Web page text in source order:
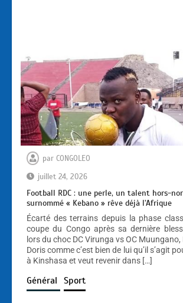
par CONGOLEO
juillet 24, 2026
Football RDC : une perle, un talent hors-
surnommé « Kebano » rêve déjà l’Afrique
Écarté des terrains depuis la phase
coupe du Congo après sa dernière
lors du choc DC Virunga vs OC
Doris comme c’est bien de lui qu’il s’agit
à Kinshasa et veut revenir dans […]
Général Sport